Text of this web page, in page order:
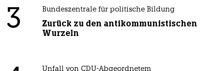
3 Bundeszentrale für politische Bildung
Zurück zu den antikommunistischen
Wurzeln
Unfall von CDU-Abgeordnetem